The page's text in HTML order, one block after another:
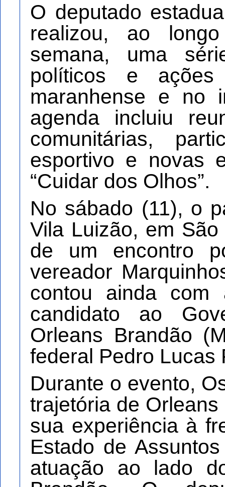
O deputado
realizou, ao
semana, uma
políticos e
maranhense e no
agenda incluiu
comunitárias,
esportivo e novas
“Cuidar dos Olhos”.
No sábado (11), o
Vila Luizão, em
de um encontro
vereador
contou ainda
candidato ao
Orleans Brandão
federal Pedro Lucas
Durante o evento,
trajetória de
sua experiência à
Estado de
atuação ao lado